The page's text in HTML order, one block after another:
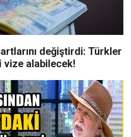
değiştirdi: Türkler
vize alabilecek!